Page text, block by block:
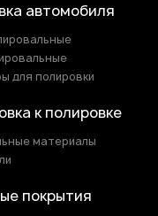
автомобиля
для полировки
к полировке
материалы
покрытия